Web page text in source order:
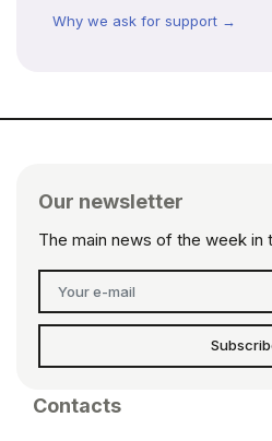
Why we ask for support →
Our newsletter
The main news of the week in
Contacts